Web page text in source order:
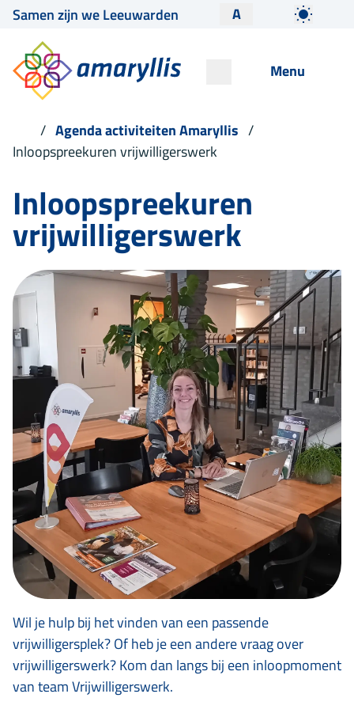
Samen zijn we Leeuwarden A
Menu
Agenda activiteiten Amaryllis
Inloopspreekuren vrijwilligerswerk
Inloopspreekuren
vrijwilligerswerk
Wil je hulp bij het vinden van een passende
vrijwilligersplek? Of heb je een andere vraag over
vrijwilligerswerk? Kom dan langs bij een inloopmoment
van team Vrijwilligerswerk.